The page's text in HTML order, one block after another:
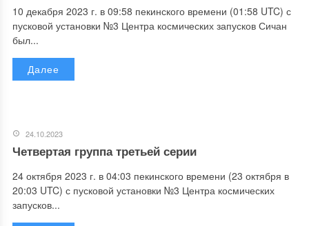
10 декабря 2023 г. в 09:58 пекинского времени (01:58 UTC) с
пусковой установки №3 Центра космических запусков Сичан
был...
Далее
24.10.2023
Четвертая группа третьей серии
24 октября 2023 г. в 04:03 пекинского времени (23 октября в
20:03 UTC) с пусковой установки №3 Центра космических
запусков...